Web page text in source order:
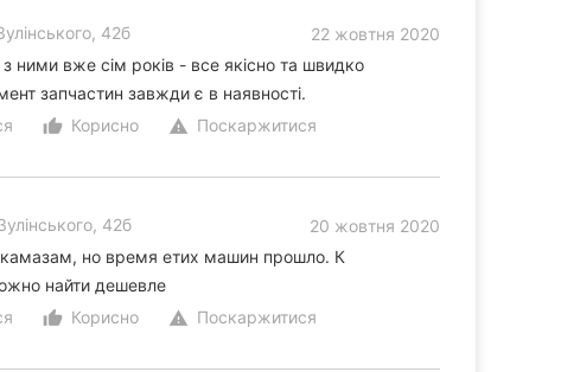
42б
22 жовтня 2020
з ними вже сім років - все якісно та швидко
запчастин завжди є в наявності.
thumb_up_alt
Корисно warning Поскаржитися
42б
20 жовтня 2020
но время етих машин прошло. К
найти дешевле
thumb_up_alt
Корисно warning Поскаржитися